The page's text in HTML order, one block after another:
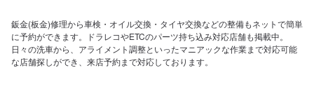
鈑金(板金)修理から車検・オイル交換・タイヤ交換などの整備もネットで簡単
に予約ができます。ドラレコやETCのパーツ持ち込み対応店舗も掲載中。
日々の洗車から、アライメント調整といったマニアックな作業まで対応可能
な店舗探しができ、来店予約まで対応しております。